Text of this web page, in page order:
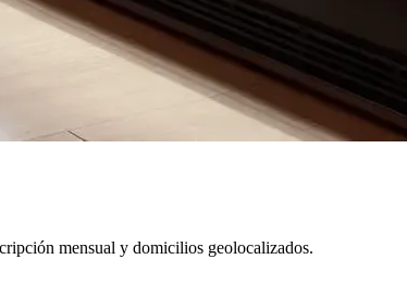
mensual y domicilios geolocalizados.